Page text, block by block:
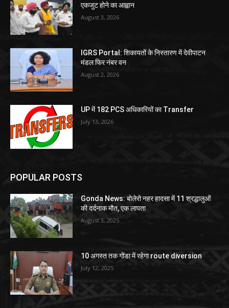
एकजुट होने का आह्वान
August 3, 2026
IGRS Portal: शिकायतों के निस्तारण में देवीपाटन
मंडल फिर नंबर वन
August 2, 2026
UP में 182 PCS अधिकारियों का Transfer
July 13, 2026
POPULAR POSTS
Gonda News: बोलेरो नहर हादसा में 11 श्रद्धालुओं
की दर्दनाक मौत, एक लापता
August 3, 2025
10 अगस्त तक गोंडा में रहेगा route diversion
July 12, 2025